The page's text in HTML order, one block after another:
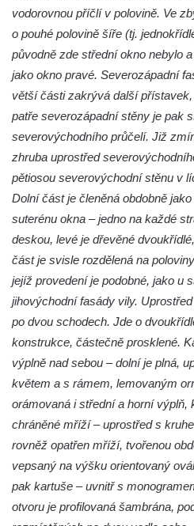
Krakonošovy schody v Teplicích
Kubečkova fara čp. 54 v
Vila Landhaus čp. 1230/6 v ulici
Doubravkou v Teplicích
Jirschova vila čp. 1348/10 v ulici
Doubravkou v Teplicích
Úřednický dům s voliérou u
Teplicích
Opěrná zeď s balustrádou a
okny u zámku v Teplicích
Ptačí schody u zámku v Teplicích
Pavilon Kolostůjovy věžičky v
Protiletecký kryt v Tanvaldu
Riedlova vila v Desné
Dům čp. 16 ve Starých Křečanech
Dům čp. 15 ve Starých
Model rozhledny Vlčí hora ve
vodorovnou příčlí v polovině. Ve
o pouhé polovině šíře (tj.
původně zde střední okno nebylo
jako okno pravé. Severozápadní
větší části zakrývá další
patře severozápadní stěny je pak
severovýchodního průčelí. Již
zhruba uprostřed
pětiosou severovýchodní stěnu v
Dolní část je členěná obdobně
suterénu okna – jedno na každé
deskou, levé je dřevěné
část je svisle rozdělená na
jejíž provedení je podobné, jako u
jihovýchodní fasády vily.
po dvou schodech. Jde o
konstrukce, částečně prosklené.
výplně nad sebou – dolní je plná,
květem a s rámem, lemovaným
orámovaná i střední a horní výplň,
chráněné mříží – uprostřed s
rovněž opatřen mříží, tvořenou
vepsaný na výšku orientovaný
pak kartuše – uvnitř s
otvoru je profilovaná šambrána,